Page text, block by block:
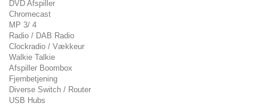
DVD Afspiller
Chromecast
MP 3/ 4
Radio / DAB Radio
Clockradio / Vækkeur
Walkie Talkie
Afspiller Boombox
Fjernbetjening
Diverse Switch / Router
USB Hubs